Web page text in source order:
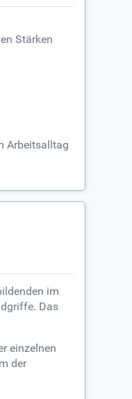
Stärken
Arbeitsalltag
im
Das
einzelnen
der